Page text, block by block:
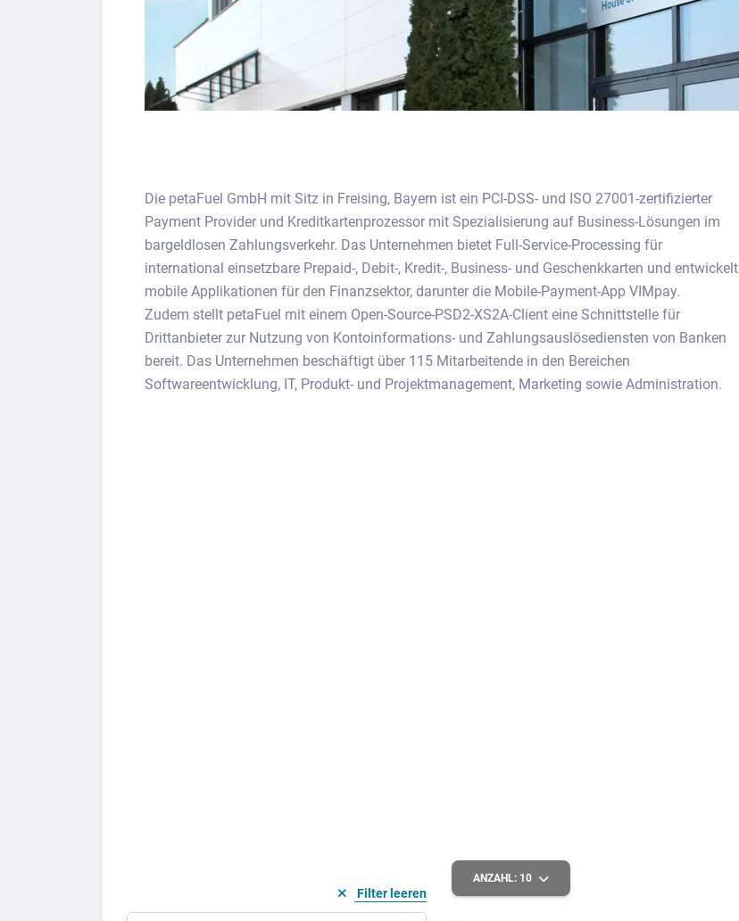
Die petaFuel GmbH mit Sitz in Freising, Bayern ist ein PCI-DSS- und ISO 27001-zertifizierter
Payment Provider und Kreditkartenprozessor mit Spezialisierung auf Business-Lösungen im
bargeldlosen Zahlungsverkehr. Das Unternehmen bietet Full-Service-Processing für
international einsetzbare Prepaid-, Debit-, Kredit-, Business- und Geschenkkarten und entwickelt
mobile Applikationen für den Finanzsektor, darunter die Mobile-Payment-App VIMpay.
Zudem stellt petaFuel mit einem Open-Source-PSD2-XS2A-Client eine Schnittstelle für
Drittanbieter zur Nutzung von Kontoinformations- und Zahlungsauslösediensten von Banken
bereit. Das Unternehmen beschäftigt über 115 Mitarbeitende in den Bereichen
Softwareentwicklung, IT, Produkt- und Projektmanagement, Marketing sowie Administration.
Filter leeren
ANZAHL: 10